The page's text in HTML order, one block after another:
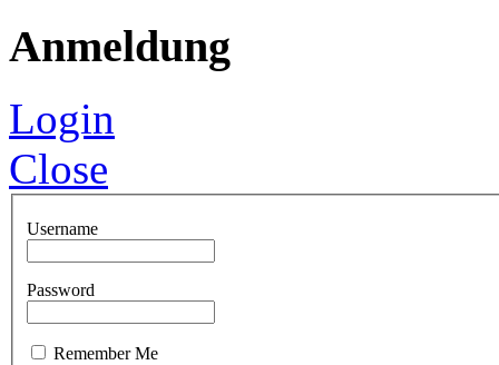
Anmeldung
Login
Close
Username
Password
Remember Me